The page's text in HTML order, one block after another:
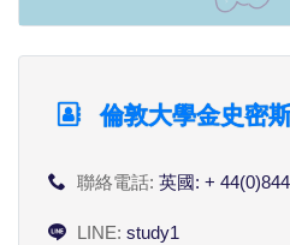
倫敦大學金史密
聯絡電話: 英國: +
LINE: study1